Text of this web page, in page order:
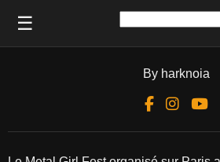
☰
By harknoia